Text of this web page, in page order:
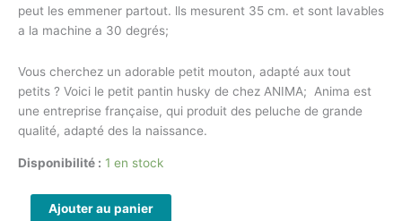
peut les emmener partout. lls mesurent 35 cm. et sont lavables
a la machine a 30 degrés;
Vous cherchez un adorable petit mouton, adapté aux tout
petits ? Voici le petit pantin husky de chez ANIMA; Anima est
une entreprise française, qui produit des peluche de grande
qualité, adapté des la naissance.
Disponibilité : 1 en stock
Ajouter au panier